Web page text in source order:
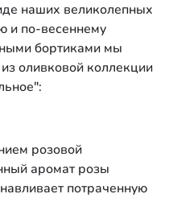
наших великолепных
и по-весеннему
бортиками мы
оливковой коллекции
розовой
аромат розы
потраченную